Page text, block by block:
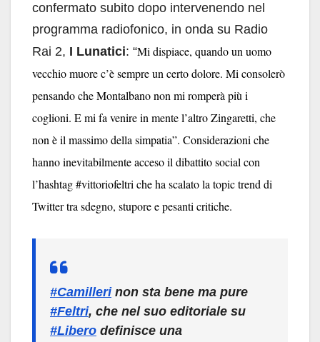
confermato subito dopo intervenendo nel
programma radiofonico, in onda su Radio
Rai 2, I Lunatici: “Mi dispiace, quando un uomo
vecchio muore c’è sempre un certo dolore. Mi consolerò
pensando che Montalbano non mi romperà più i
coglioni. E mi fa venire in mente l’altro Zingaretti, che
non è il massimo della simpatia”. Considerazioni che
hanno inevitabilmente acceso il dibattito social con
l’hashtag #vittoriofeltri che ha scalato la topic trend di
Twitter tra sdegno, stupore e pesanti critiche.
#Camillerinon sta bene ma pure
#Feltri, che nel suo editoriale su
#Libero definisce una